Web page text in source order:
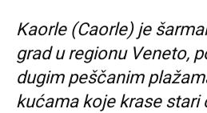
Kaorle (Caorle) je
grad u regionu Veneto,
dugim peščanim
kućama koje krase stari